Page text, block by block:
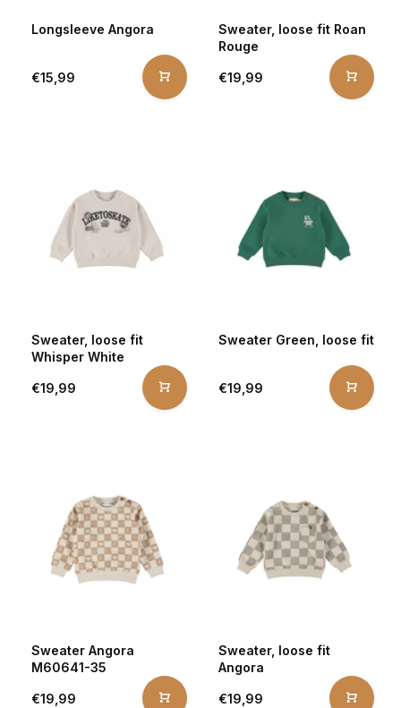
Longsleeve Angora
€15,99
Sweater, loose fit Roan
Rouge
€19,99
Sweater, loose fit
Whisper White
€19,99
Sweater Green, loose fit
€19,99
Sweater Angora
M60641-35
€19,99
Sweater, loose fit
Angora
€19,99